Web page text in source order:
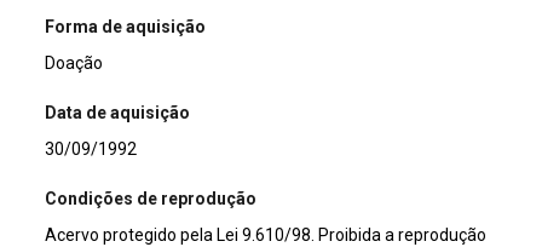
Forma de aquisição
Doação
Data de aquisição
30/09/1992
Condições de reprodução
Acervo protegido pela Lei 9.610/98. Proibida a reprodução